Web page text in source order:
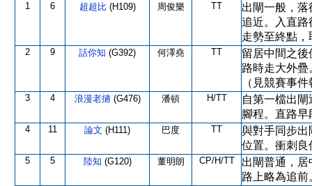
1
6 超超比 (H109) 周俊樂 TT
出閘一般，
追近。入直路
走勢至終點，
2 9 話你知 (G392) 何澤堯 TT
留居中間之
路時走大外
（見競賽事
3 4 浪漫老撾 (G476) 潘頓 H/TT
自第一檔出
腳程。直路
4 11 論文 (H111) 巴度 TT
與對手同步出
位置。衝刺良
5 5 陸知 (G120) 董明朗 CP/H/TT
出閘普通，
路上略為追前